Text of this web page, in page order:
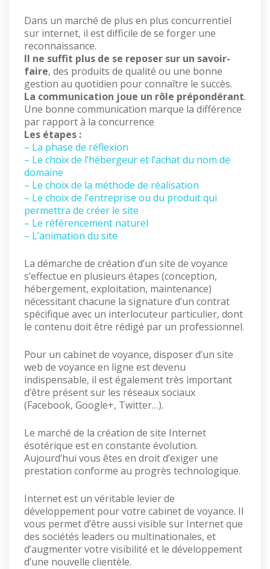
Dans un marché de plus en plus concurrentiel
sur internet, il est difficile de se forger une
reconnaissance.
Il ne suffit plus de se reposer sur un savoir-
faire, des produits de qualité ou une bonne
gestion au quotidien pour connaître le succès.
La communication joue un rôle prépondérant.
Une bonne communication marque la différence
par rapport à la concurrence
Les étapes :
– La phase de réflexion
– Le choix de l’hébergeur et l’achat du nom de
domaine
– Le choix de la méthode de réalisation
– Le choix de l’entreprise ou du produit qui
permettra de créer le site
– Le référencement naturel
– L’animation du site
La démarche de création d’un site de voyance
s’effectue en plusieurs étapes (conception,
hébergement, exploitation, maintenance)
nécessitant chacune la signature d’un contrat
spécifique avec un interlocuteur particulier, dont
le contenu doit être rédigé par un professionnel.
Pour un cabinet de voyance, disposer d’un site
web de voyance en ligne est devenu
indispensable, il est également très important
d’être présent sur les réseaux sociaux
(Facebook, Google+, Twitter…).
Le marché de la création de site Internet
ésotérique est en constante évolution.
Aujourd’hui vous êtes en droit d’exiger une
prestation conforme au progrès technologique.
Internet est un véritable levier de
développement pour votre cabinet de voyance. Il
vous permet d’être aussi visible sur Internet que
des sociétés leaders ou multinationales, et
d’augmenter votre visibilité et le développement
d’une nouvelle clientèle.